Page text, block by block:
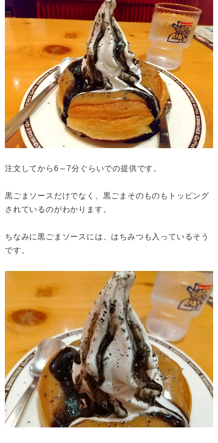
注文してから6～7分ぐらいでの提供です。
黒ごまソースだけでなく、黒ごまそのものもトッピング
されているのがわかります。
ちなみに黒ごまソースには、はちみつも入っているそう
です。